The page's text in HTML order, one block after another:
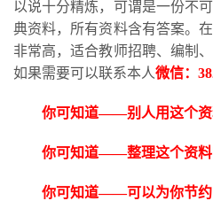
以说十分精炼，可谓是一份不
典资料，所有资料含有答案。
非常高，适合教师招聘、编制
如果需要可以联系本人微信：
你可知道——别人用这个资
你可知道——整理这个资料
你可知道——可以为你节约